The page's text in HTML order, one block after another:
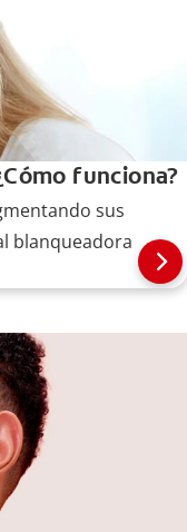
funciona?
sus
blanqueadora